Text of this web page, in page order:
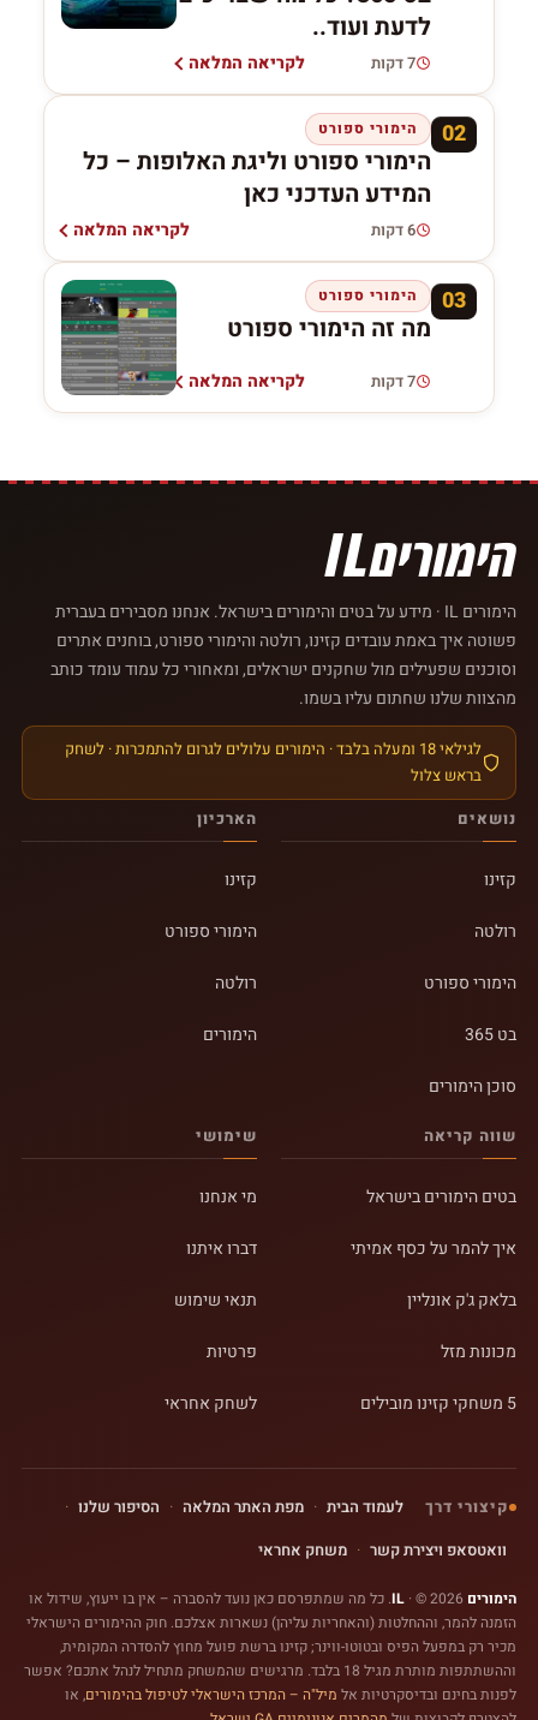
לדעת ועוד..
7 דקות לקריאה המלאה
02 הימורי ספורט
הימורי ספורט וליגת האלופות – כל
המידע העדכני כאן
6 דקות לקריאה המלאה
03 הימורי ספורט
מה זה הימורי ספורט
7 דקות לקריאה המלאה
הימורים IL · מידע על בטים והימורים בישראל. אנחנו מסבירים בעברית
פשוטה איך באמת עובדים קזינו, רולטה והימורי ספורט, בוחנים אתרים
וסוכנים שפעילים מול שחקנים ישראלים, ומאחורי כל עמוד עומד כותב
מהצוות שלנו שחתום עליו בשמו.
לגילאי 18 ומעלה בלבד · הימורים עלולים לגרום להתמכרות · לשחק
בראש צלול
נושאים
קזינו
רולטה
הימורי ספורט
בט 365
סוכן הימורים
הארכיון
קזינו
הימורי ספורט
רולטה
הימורים
שווה קריאה
בטים הימורים בישראל
איך להמר על כסף אמיתי
בלאק ג'ק אונליין
מכונות מזל
5 משחקי קזינו מובילים
שימושי
מי אנחנו
דברו איתנו
תנאי שימוש
פרטיות
לשחק אחראי
קיצורי דרך לעמוד הבית · מפת האתר המלאה · הסיפור שלנו ·
וואטסאפ ויצירת קשר · משחק אחראי
הימורים IL
· © 2026. כל מה שמתפרסם כאן נועד להסברה – אין בו ייעוץ, שידול או
הזמנה להמר, וההחלטות (והאחריות עליהן) נשארות אצלכם. חוק ההימורים הישראלי
מכיר רק במפעל הפיס ובטוטו-ווינר; קזינו ברשת פועל מחוץ להסדרה המקומית,
וההשתתפות מותרת מגיל 18 בלבד. מרגישים שהמשחק מתחיל לנהל אתכם? אפשר
לפנות בחינם ובדיסקרטיות אל מיל"ה – המרכז הישראלי לטיפול בהימורים, או